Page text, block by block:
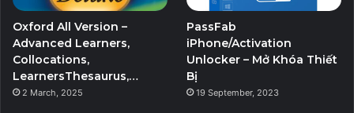
Oxford All Version –
Advanced Learners,
Collocations,
LearnersThesaurus,…
2 March, 2025
PassFab
iPhone/Activation
Unlocker – Mở Khóa Thiết
Bị
19 September, 2023